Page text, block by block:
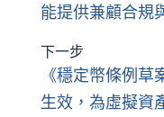
能提供兼顧合規
下一步
《穩定幣條例
生效，為虛擬資